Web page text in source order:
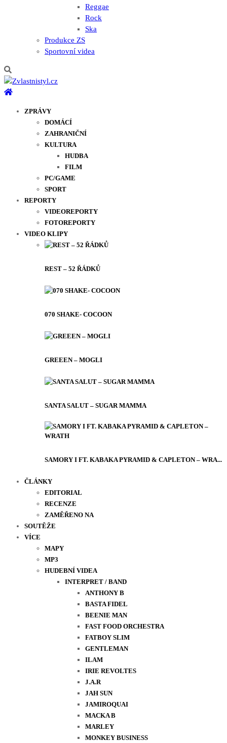
Reggae
Rock
Ska
Produkce ZS
Sportovní videa
ZPRÁVY
DOMÁCÍ
ZAHRANIČNÍ
KULTURA
HUDBA
FILM
PC/GAME
SPORT
REPORTY
VIDEOREPORTY
FOTOREPORTY
VIDEO KLIPY
REST – 52 ŘÁDKŮ
070 SHAKE- COCOON
GREEEN – MOGLI
SANTA SALUT – SUGAR MAMMA
SAMORY I FT. KABAKA PYRAMID & CAPLETON – WRA...
ČLÁNKY
EDITORIAL
RECENZE
ZAMĚŘENO NA
SOUTĚŽE
VÍCE
MAPY
MP3
HUDEBNÍ VIDEA
INTERPRET / BAND
ANTHONY B
BASTA FIDEL
BEENIE MAN
FAST FOOD ORCHESTRA
FATBOY SLIM
GENTLEMAN
ILAM
IRIE REVOLTES
J.A.R
JAH SUN
JAMIROQUAI
MACKA B
MARLEY
MONKEY BUSINESS